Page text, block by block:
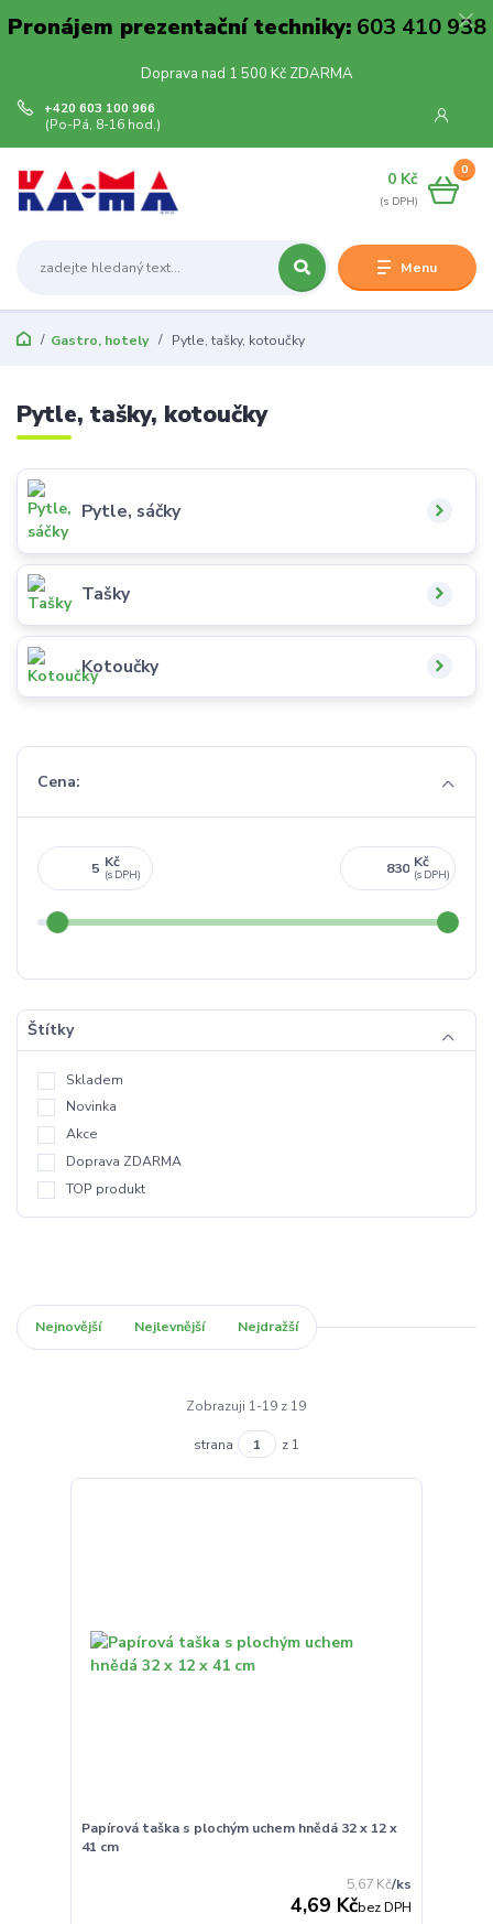
Pronájem prezentační techniky:603 410 938
Doprava nad 1 500 Kč ZDARMA
Menu
+420 603 100 966
(Po-Pá, 8-16 hod.)
0
0 Kč
Gastro, hotely Pytle, tašky, kotoučky
Pytle, tašky, kotoučky
Pytle, sáčky
Tašky
Kotoučky
Cena:
Kč Kč
Štítky
Skladem
Novinka
Akce
Doprava ZDARMA
TOP produkt
Nejnovější Nejlevnější Nejdražší
Zobrazuji 1-19 z 19
strana z 1
Papírová taška s plochým uchem hnědá 32 x 12 x
41 cm
5,67 Kč/ks
4,69 Kčbez DPH